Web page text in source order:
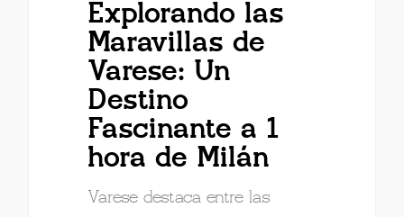
Explorando las
Maravillas de
Varese: Un
Destino
Fascinante a 1
hora de Milán
Varese destaca entre las